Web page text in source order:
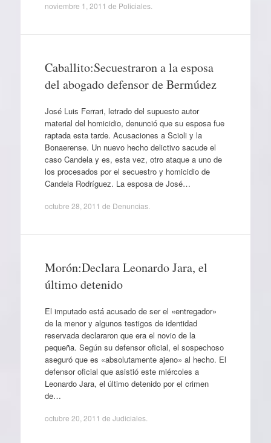
noviembre 1, 2011 de Policiales.
Caballito:Secuestraron a la esposa
del abogado defensor de Bermúdez
José Luis Ferrari, letrado del supuesto autor
material del homicidio, denunció que su esposa fue
raptada esta tarde. Acusaciones a Scioli y la
Bonaerense. Un nuevo hecho delictivo sacude el
caso Candela y es, esta vez, otro ataque a uno de
los procesados por el secuestro y homicidio de
Candela Rodríguez. La esposa de José…
octubre 28, 2011 de Denuncias.
Morón:Declara Leonardo Jara, el
último detenido
El imputado está acusado de ser el «entregador»
de la menor y algunos testigos de identidad
reservada declararon que era el novio de la
pequeña. Según su defensor oficial, el sospechoso
aseguró que es «absolutamente ajeno» al hecho. El
defensor oficial que asistió este miércoles a
Leonardo Jara, el último detenido por el crimen
de…
octubre 20, 2011 de Judiciales.